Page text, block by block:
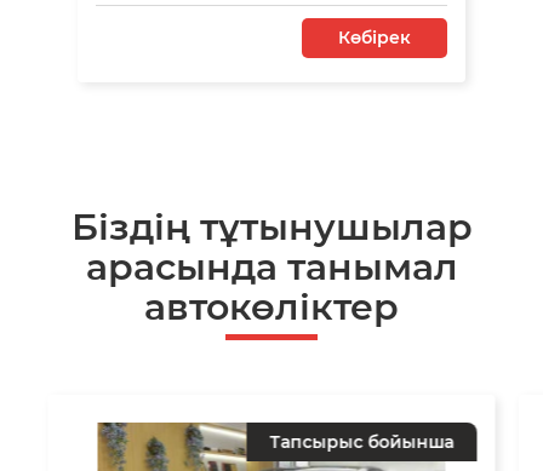
Көбірек
Біздің тұтынушылар
арасында танымал
автокөліктер
Тапсырыс бойынша